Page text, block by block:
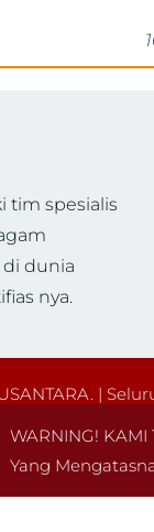
tim spesialis
dunia
nya.
|
WARNING!
Yang